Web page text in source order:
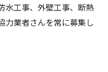
水工事、外壁工事、断熱
力業者さんを常に募集し